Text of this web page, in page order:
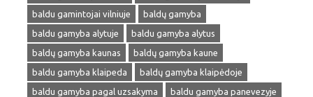
baldu gamintojai vilniuje
baldų gamyba
baldu gamyba alytuje
baldu gamyba alytus
baldų gamyba kaunas
baldų gamyba kaune
baldu gamyba klaipeda
baldų gamyba klaipėdoje
baldu gamyba pagal uzsakyma
baldu gamyba panevezyje